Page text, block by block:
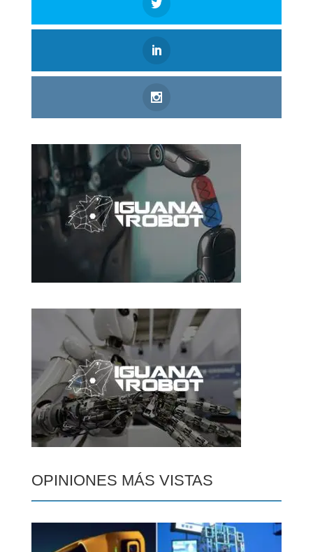
OPINIONES MÁS VISTAS